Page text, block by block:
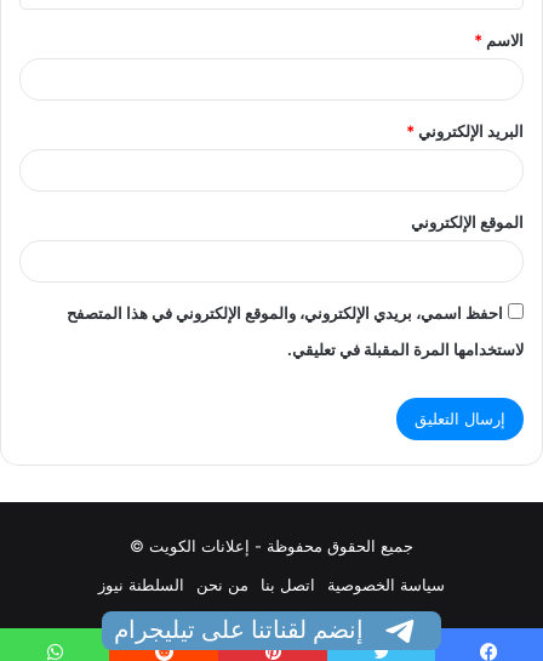
ق
*
الاسم *
البريد الإلكتروني*
الموقع الإلكتروني
احفظ اسمي، بريدي الإلكتروني، والموقع الإلكتروني في هذا المتصفح
لاستخدامها المرة المقبلة في تعليقي.
جميع الحقوق محفوظة - إعلانات الكويت ©
سياسة الخصوصية
اتصل بنا من نحن السلطنة نيوز
إنضم لقناتنا على تيليجرام